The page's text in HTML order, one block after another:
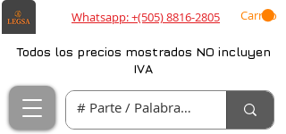
Whatsapp: +(505) 8816-2805 Carrito
Todos los precios mostrados NO incluyen
IVA